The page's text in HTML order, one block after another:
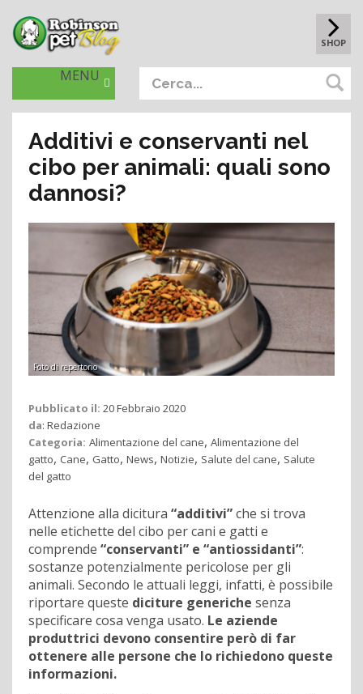
SHOP
MENU
Additivi e conservanti nel
cibo per animali: quali sono
dannosi?
Foto di repertorio
Pubblicato il: 20 Febbraio 2020
da: Redazione
Categoria: Alimentazione del cane, Alimentazione del
gatto, Cane, Gatto, News, Notizie, Salute del cane, Salute
del gatto
Attenzione alla dicitura “additivi”che si trova
nelle etichette del cibo per cani e gatti e
comprende “conservanti” e “antiossidanti”:
sostanze potenzialmente pericolose per gli
animali. Secondo le attuali leggi, infatti, è possibile
riportare queste diciture generiche senza
specificare cosa venga usato. Le aziende
produttrici devono consentire però di far
ottenere alle persone che lo richiedono queste
informazioni.